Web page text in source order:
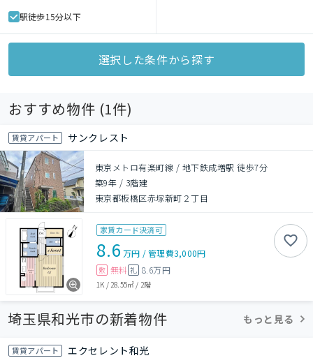
駅徒歩15分以下
選択した条件から探す
おすすめ物件 (1件)
賃貸アパート サンクレスト
東京メトロ有楽町線 / 地下鉄成増駅 徒歩7分
築9年 / 3階建
東京都板橋区赤塚新町２丁目
家賃カード決済可
8.6 万円 /管理費3,000円
敷 無料 礼 8.6万円
1K /28.55㎡ / 2階
埼玉県和光市の新着物件 もっと見る
賃貸アパート エクセレント和光